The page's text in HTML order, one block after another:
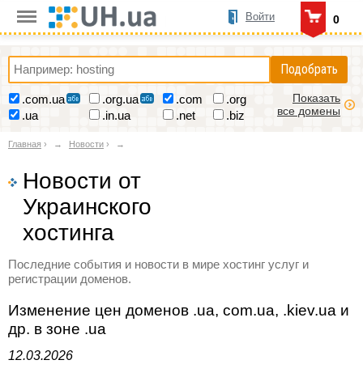
0
Войти
Подобрать
.com.ua .org.ua .com
.org
.ua
.in.ua .net .biz
Показать
все домены
Главная › Новости ›
Новости от
Украинского
хостинга
Последние события и новости в мире хостинг услуг и
регистрации доменов.
Изменение цен доменов .ua, com.ua, .kiev.ua и
др. в зоне .ua
12.03.2026